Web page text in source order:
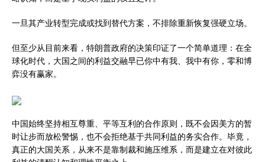
一旦其产业转型完成或找到替代方案，不排除重新恢复强硬立场。
但至少从目前来看，特朗普政府的决策印证了一个简单道理：在全
球化时代，大国之间的利益交融早已你中有我、我中有你，零和博
弈没有赢家。
中国始终坚持相互尊重、平等互利的合作原则，既不会因美方的暂
时让步而放松警惕，也不会拒绝基于共同利益的务实合作。毕竟，
真正的大国关系，从来不是靠制裁和施压维系，而是建立在对彼此